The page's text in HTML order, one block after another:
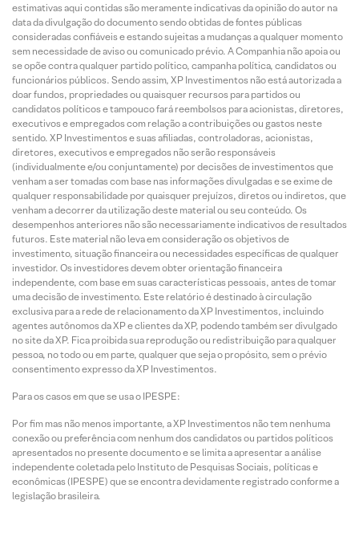
estimativas aqui contidas são meramente indicativas da opinião do autor na
data da divulgação do documento sendo obtidas de fontes públicas
consideradas confiáveis e estando sujeitas a mudanças a qualquer momento
sem necessidade de aviso ou comunicado prévio. A Companhia não apoia ou
se opõe contra qualquer partido político, campanha política, candidatos ou
funcionários públicos. Sendo assim, XP Investimentos não está autorizada a
doar fundos, propriedades ou quaisquer recursos para partidos ou
candidatos políticos e tampouco fará reembolsos para acionistas, diretores,
executivos e empregados com relação a contribuições ou gastos neste
sentido. XP Investimentos e suas afiliadas, controladoras, acionistas,
diretores, executivos e empregados não serão responsáveis
(individualmente e/ou conjuntamente) por decisões de investimentos que
venham a ser tomadas com base nas informações divulgadas e se exime de
qualquer responsabilidade por quaisquer prejuízos, diretos ou indiretos, que
venham a decorrer da utilização deste material ou seu conteúdo. Os
desempenhos anteriores não são necessariamente indicativos de resultados
futuros. Este material não leva em consideração os objetivos de
investimento, situação financeira ou necessidades específicas de qualquer
investidor. Os investidores devem obter orientação financeira
independente, com base em suas características pessoais, antes de tomar
uma decisão de investimento. Este relatório é destinado à circulação
exclusiva para a rede de relacionamento da XP Investimentos, incluindo
agentes autônomos da XP e clientes da XP, podendo também ser divulgado
no site da XP. Fica proibida sua reprodução ou redistribuição para qualquer
pessoa, no todo ou em parte, qualquer que seja o propósito, sem o prévio
consentimento expresso da XP Investimentos.
Para os casos em que se usa o IPESPE:
Por fim mas não menos importante, a XP Investimentos não tem nenhuma
conexão ou preferência com nenhum dos candidatos ou partidos políticos
apresentados no presente documento e se limita a apresentar a análise
independente coletada pelo Instituto de Pesquisas Sociais, políticas e
econômicas (IPESPE) que se encontra devidamente registrado conforme a
legislação brasileira.